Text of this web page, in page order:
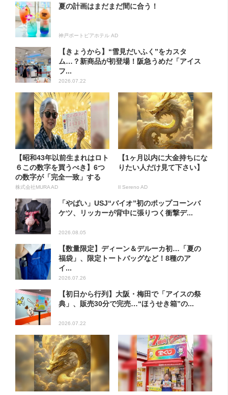
夏の計画はまだまだ間に合う！
神戸ポートピアホテル AD
【きょうから】“雪見だいふく”をカスタ
ム…？新商品が初登場！阪急うめだ「アイス
フ...
2026.07.22
【昭和43年以前生まれはロト
６この数字を買うべき】6つ
の数字が「完全一致」する
方...
株式会社MURA AD
【1ヶ月以内に大金持ちにな
りたい人だけ見て下さい】
Il Sereno AD
「やばい」USJ“バイオ”初のポップコーンバ
ケツ、リッカーが背中に張りつく衝撃デ...
2026.08.05
【数量限定】ディーン＆デルーカ初…「夏の
福袋」、限定トートバッグなど！8種のア
イ...
2026.07.26
【初日から行列】大阪・梅田で「アイスの祭
典」、販売30分で完売…“ほうせき箱”の...
2026.07.22